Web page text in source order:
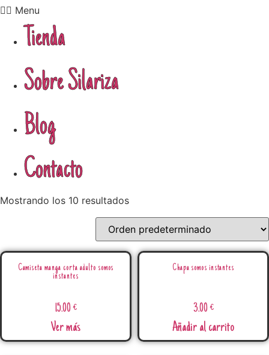
Menu
Tienda
Sobre Silariza
Blog
Contacto
Mostrando los 10 resultados
Camiseta manga corta adulto somos
instantes
15.00€
Ver más
Chapa somos instantes
3.00€
Añadir al carrito